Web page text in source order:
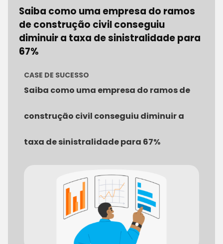
Saiba como uma empresa do ramos
de construção civil conseguiu
diminuir a taxa de sinistralidade para
67%
CASE DE SUCESSO
Saiba como uma empresa do ramos de
construção civil conseguiu diminuir a
taxa de sinistralidade para 67%